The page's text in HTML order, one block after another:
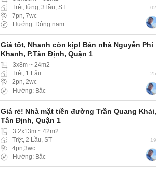
Trệt, lửng, 3 lầu, ST
7pn, 7wc
Hướng: Đông nam
Giá tốt, Nhanh còn kịp! Bán nhà Nguyễn Phi
Khanh, P.Tân Định, Quận 1
3x8m ~ 24m2
Trệt, 1 Lầu
2pn, 2wc
Hướng: Bắc
Giá rẻ! Nhà mặt tiền đường Trần Quang
Tân Định, Quận 1
3.2x13m ~ 42m2
Trệt, 2 Lầu, ST
4pn,3wc
Hướng: Bắc